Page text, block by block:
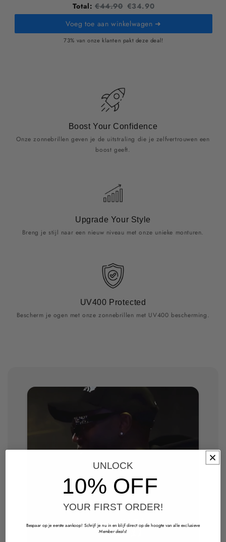
Total: Original
price
€44.90 Discounted
price
€34.90
Voeg toe aan winkelwagen ➜
73% van onze klanten pakt deze deal!
Boost Your Confidence
Onze zonnebrillen geven je de uitstraling die je zelfvertrouwen een
boost geeft.
Upgrade Your Style
Breng je stijl naar een nieuw niveau met onze unieke monturen.
UV400 Protected
Bescherm je ogen met onze zonnebrillen met UV400 bescherming.
UNLOCK
10% OFF
YOUR FIRST ORDER!
Bespaar op je eerste aankoop! Schrijf je nu in en blijf direct op de hoogte van alle exclusieve
Member deals!